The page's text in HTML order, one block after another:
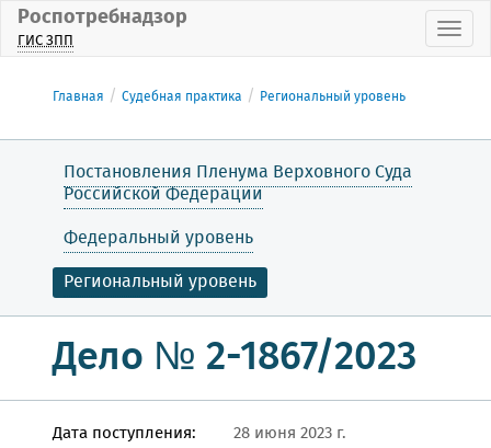
Роспотребнадзор
ГИС ЗПП
Главная Судебная практика Региональный уровень
Постановления Пленума Верховного Суда
Российской Федерации
Федеральный уровень
Региональный уровень
Дело № 2-1867/2023
Дата поступления:
28 июня 2023 г.